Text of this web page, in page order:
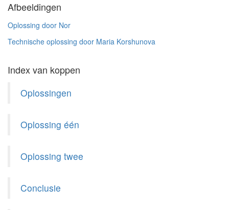
Afbeeldingen
Oplossing door Nor
Technische oplossing door Maria Korshunova
Index van koppen
Oplossingen
Oplossing één
Oplossing twee
Conclusie